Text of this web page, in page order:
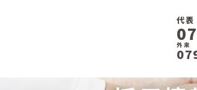
代表
外来